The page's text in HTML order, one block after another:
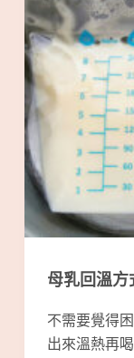
母乳回溫
不需要覺得
出來溫熱再